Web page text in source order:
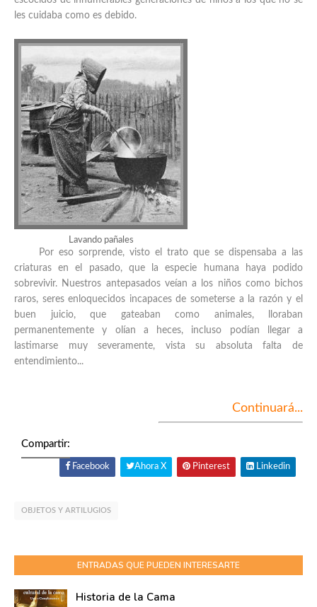
les cuidaba como es debido.
Lavando pañales
Por eso sorprende, visto el trato que se dispensaba a las
criaturas en el pasado, que la especie humana haya podido
sobrevivir. Nuestros antepasados veían a los niños como bichos
raros, seres enloquecidos incapaces de someterse a la razón y el
buen juicio, que gateaban como animales, lloraban
permanentemente y olían a heces, incluso podían llegar a
lastimarse muy severamente, vista su absoluta falta de
entendimiento...
Continuará...
Compartir:
Facebook Ahora X Pinterest Linkedin
OBJETOS Y ARTILUGIOS
ENTRADAS QUE PUEDEN INTERESARTE
Historia de la Cama